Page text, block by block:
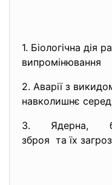
1. Біологічна дія
випромінювання
2. Аварії з
навколишнє
3. Ядерна,
зброя та їх